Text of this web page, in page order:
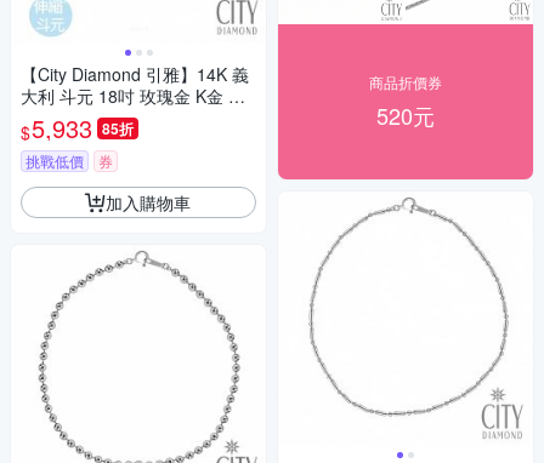
【City Diamond 引雅】14K 義
大利 斗元 18吋 玫瑰金 K金 伸
縮 項鍊 (浮光流影系列)
$5,933 85折
挑戰低價 券
加入購物車
商品折價券
520元